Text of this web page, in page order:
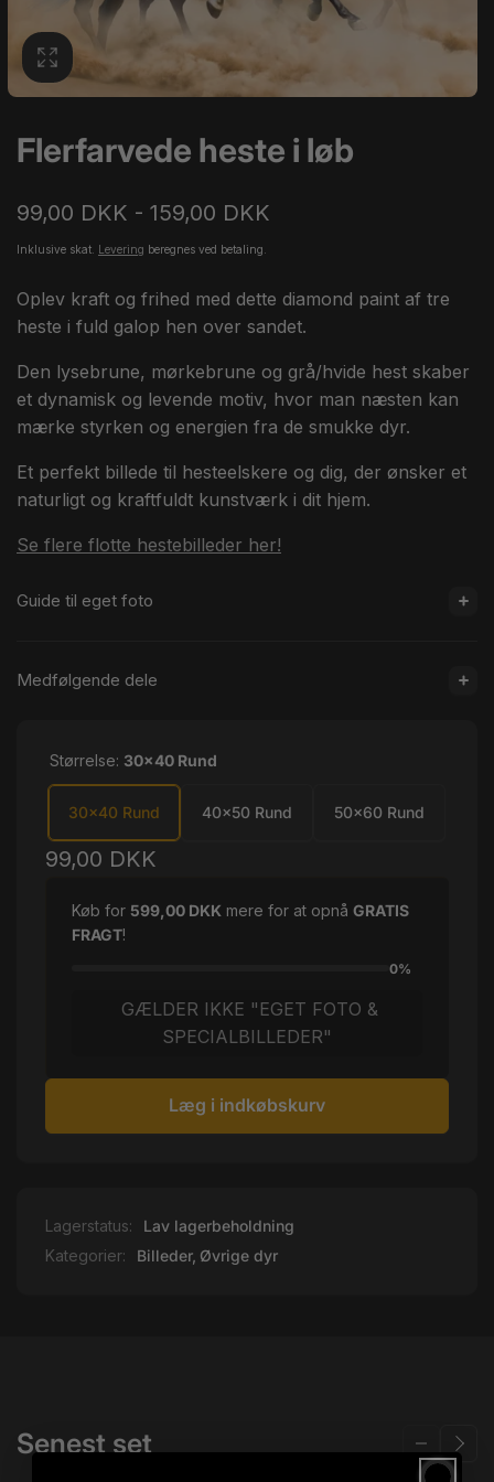
Flerfarvede heste i løb
99,00 DKK - 159,00 DKK
Inklusive skat. Levering beregnes ved betaling.
Oplev kraft og frihed med dette diamond paint af tre
heste i fuld galop hen over sandet.
Den lysebrune, mørkebrune og grå/hvide hest skaber
et dynamisk og levende motiv, hvor man næsten kan
mærke styrken og energien fra de smukke dyr.
Et perfekt billede til hesteelskere og dig, der ønsker et
naturligt og kraftfuldt kunstværk i dit hjem.
Se flere flotte hestebilleder her!
Guide til eget foto
Medfølgende dele
Størrelse: 30x40 Rund
30x40 Rund 40x50 Rund 50x60 Rund
Normalpris
99,00 DKK
Køb for 599,00 DKK mere for at opnå GRATIS
FRAGT!
0%
GÆLDER IKKE "EGET FOTO &
SPECIALBILLEDER"
Læg i indkøbskurv
Lagerstatus:
Lav lagerbeholdning
Kategorier:
Billeder, Øvrige dyr
Senest set